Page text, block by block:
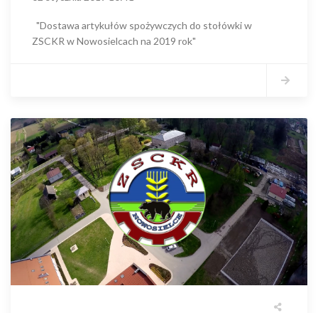
"Dostawa artykułów spożywczych do stołówki w
ZSCKR w Nowosielcach na 2019 rok"